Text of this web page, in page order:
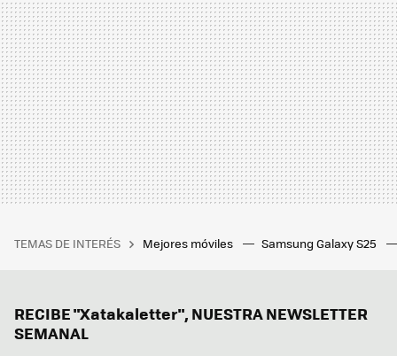
TEMAS DE INTERÉS Mejores móviles Samsung Galaxy S25
RECIBE "Xatakaletter", NUESTRA NEWSLETTER
SEMANAL